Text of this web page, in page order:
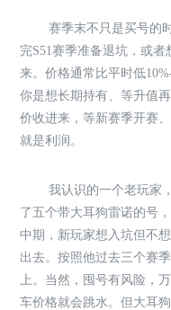
赛季末不只是买号的
完S51赛季准备退坑，或
来。价格通常比平时低
你是想长期持有、等升值
价收进来，等新赛季开赛
就是利润。
我认识的一个老玩家
了五个带大耳狗雷诺的号
中期，新玩家想入坑但不
出去。按照他过去三个赛
上。当然，囤号有风险，
车价格就会跳水。但大耳